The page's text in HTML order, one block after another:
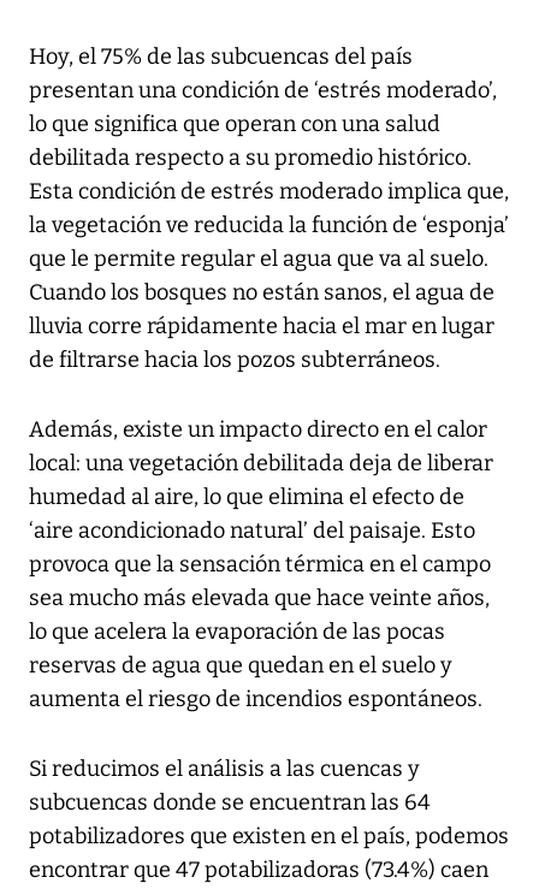
Hoy, el 75% de las subcuencas del país
presentan una condición de ‘estrés moderado’,
lo que significa que operan con una salud
debilitada respecto a su promedio histórico.
Esta condición de estrés moderado implica que,
la vegetación ve reducida la función de ‘esponja’
que le permite regular el agua que va al suelo.
Cuando los bosques no están sanos, el agua de
lluvia corre rápidamente hacia el mar en lugar
de filtrarse hacia los pozos subterráneos.
Además, existe un impacto directo en el calor
local: una vegetación debilitada deja de liberar
humedad al aire, lo que elimina el efecto de
‘aire acondicionado natural’ del paisaje. Esto
provoca que la sensación térmica en el campo
sea mucho más elevada que hace veinte años,
lo que acelera la evaporación de las pocas
reservas de agua que quedan en el suelo y
aumenta el riesgo de incendios espontáneos.
Si reducimos el análisis a las cuencas y
subcuencas donde se encuentran las 64
potabilizadores que existen en el país, podemos
encontrar que 47 potabilizadoras (73.4%) caen